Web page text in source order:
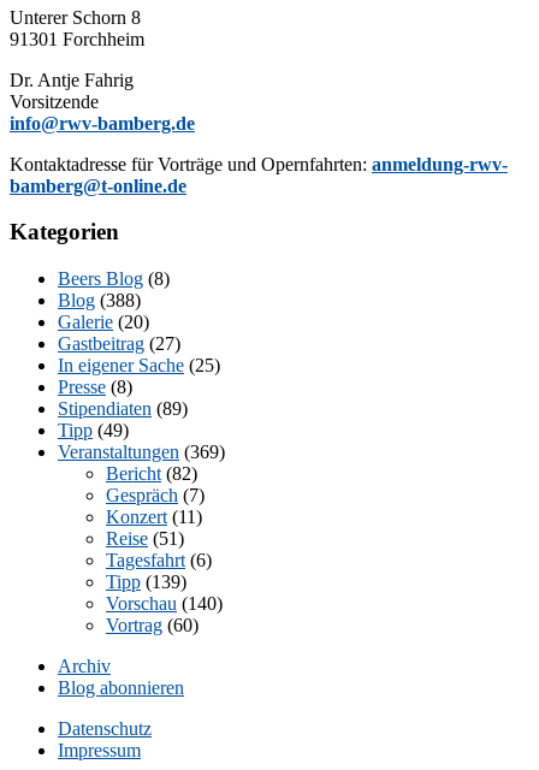
Un­te­rer Schorn 8
91301 Forchheim
Dr. Ant­je Fahrig
Vorsitzende
info@rwv-bamberg.de
Kon­takt­adres­se für Vor­trä­ge und Opern­fahr­ten: anmeldung-rwv-
bamberg@t-online.de
Kategorien
Beers Blog (8)
Blog (388)
Galerie (20)
Gastbeitrag (27)
In eigener Sache (25)
Presse (8)
Stipendiaten (89)
Tipp (49)
Veranstaltungen (369)
Bericht (82)
Gespräch (7)
Konzert (11)
Reise (51)
Tagesfahrt (6)
Tipp (139)
Vorschau (140)
Vortrag (60)
Archiv
Blog abonnieren
Datenschutz
Impressum